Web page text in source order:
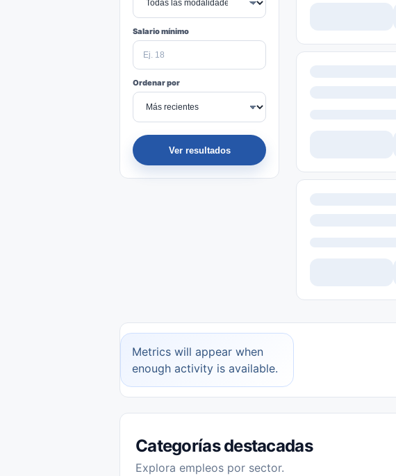
Salario mínimo
Ordenar por
Ver resultados
Metrics will appear when
enough activity is available.
Categorías destacadas
Explora empleos por sector.